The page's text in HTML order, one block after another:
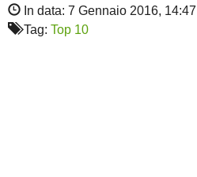
In data: 7 Gennaio 2016, 14:47
Tag: Top 10